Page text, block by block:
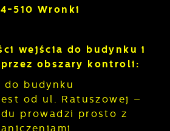
510 Wronki
wejścia do budynku i
obszary kontroli:
do budynku
od ul. Ratuszowej –
prowadzi prosto z